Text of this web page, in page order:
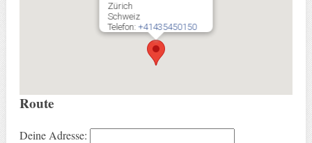
Zürich
Schweiz
Telefon:+41435450150
Route
Deine Adresse: